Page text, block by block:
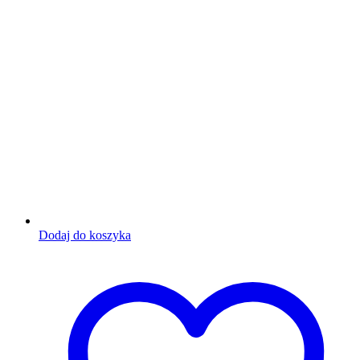
Dodaj do koszyka